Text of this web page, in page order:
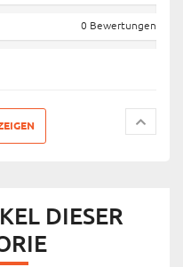
0 Bewertungen
DIESER